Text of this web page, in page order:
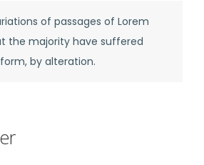
of passages of Lorem
the majority have suffered
by alteration.